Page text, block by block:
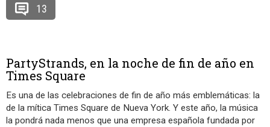
13
PartyStrands, en la noche de fin de año en
Times Square
Es una de las celebraciones de fin de año más emblemáticas: la
de la mítica Times Square de Nueva York. Y este año, la música
la pondrá nada menos que una empresa española fundada por